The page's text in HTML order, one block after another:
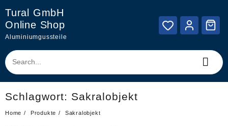
content
Tural GmbH
Online Shop
Aluminiumgussteile
Schlagwort: Sakralobjekt
Home Produkte Sakralobjekt